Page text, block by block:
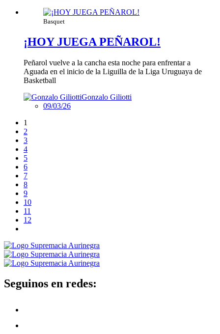
Basquet
¡HOY JUEGA PEÑAROL!
Peñarol vuelve a la cancha esta noche para enfrentar a
Aguada en el inicio de la Liguilla de la Liga Uruguaya de
Basketball
Gonzalo Giliotti
09/03/26
1
2
3
4
5
6
7
8
9
10
11
12
Seguinos en redes: